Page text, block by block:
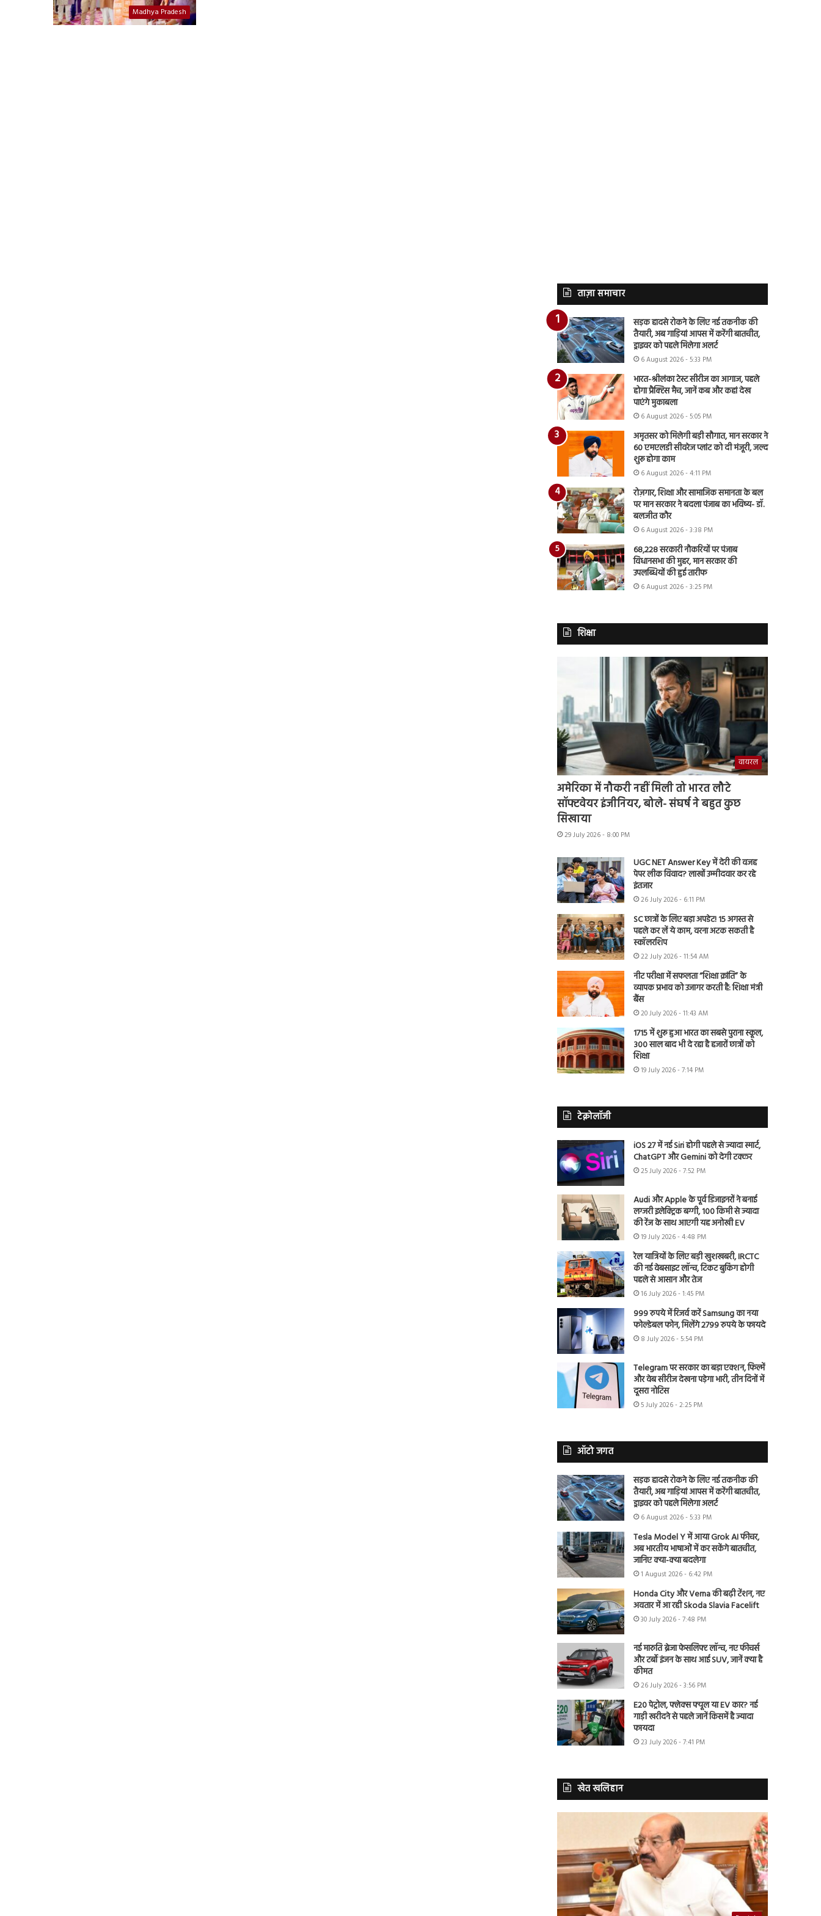
Madhya Pradesh
ताज़ा समाचार
सड़क हादसे रोकने के लिए नई तकनीक की
तैयारी, अब गाड़ियां आपस में करेंगी बातचीत,
ड्राइवर को पहले मिलेगा अलर्ट
6 August 2026 - 5:33 PM
भारत-श्रीलंका टेस्ट सीरीज का आगाज, पहले
होगा प्रैक्टिस मैच, जानें कब और कहां देख
पाएंगे मुकाबला
6 August 2026 - 5:05 PM
अमृतसर को मिलेगी बड़ी सौगात, मान सरकार ने
60 एमएलडी सीवरेज प्लांट को दी मंजूरी, जल्द
शुरू होगा काम
6 August 2026 - 4:11 PM
रोज़गार, शिक्षा और सामाजिक समानता के बल
पर मान सरकार ने बदला पंजाब का भविष्य- डॉ.
बलजीत कौर
6 August 2026 - 3:38 PM
68,228 सरकारी नौकरियों पर पंजाब
विधानसभा की मुहर, मान सरकार की
उपलब्धियों की हुई तारीफ
6 August 2026 - 3:25 PM
शिक्षा
वायरल
अमेरिका में नौकरी नहीं मिली तो भारत लौटे
सॉफ्टवेयर इंजीनियर, बोले- संघर्ष ने बहुत कुछ
सिखाया
29 July 2026 - 8:00 PM
UGC NET Answer Key में देरी की वजह
पेपर लीक विवाद? लाखों उम्मीदवार कर रहे
इंतजार
26 July 2026 - 6:11 PM
SC छात्रों के लिए बड़ा अपडेट! 15 अगस्त से
पहले कर लें ये काम, वरना अटक सकती है
स्कॉलरशिप
22 July 2026 - 11:54 AM
नीट परीक्षा में सफलता “शिक्षा क्रांति” के
व्यापक प्रभाव को उजागर करती है: शिक्षा मंत्री
बैंस
20 July 2026 - 11:43 AM
1715 में शुरू हुआ भारत का सबसे पुराना स्कूल,
300 साल बाद भी दे रहा है हजारों छात्रों को
शिक्षा
19 July 2026 - 7:14 PM
टेक्नोलॉजी
iOS 27 में नई Siri होगी पहले से ज्यादा स्मार्ट,
ChatGPT और Gemini को देगी टक्कर
25 July 2026 - 7:52 PM
Audi और Apple के पूर्व डिजाइनरों ने बनाई
लग्जरी इलेक्ट्रिक बग्गी, 100 किमी से ज्यादा
की रेंज के साथ आएगी यह अनोखी EV
19 July 2026 - 4:48 PM
रेल यात्रियों के लिए बड़ी खुशखबरी, IRCTC
की नई वेबसाइट लॉन्च, टिकट बुकिंग होगी
पहले से आसान और तेज
16 July 2026 - 1:45 PM
999 रुपये में रिजर्व करें Samsung का नया
फोल्डेबल फोन, मिलेंगे 2799 रुपये के फायदे
8 July 2026 - 5:54 PM
Telegram पर सरकार का बड़ा एक्शन, फिल्में
और वेब सीरीज देखना पड़ेगा भारी, तीन दिनों में
दूसरा नोटिस
5 July 2026 - 2:25 PM
ऑटो जगत
सड़क हादसे रोकने के लिए नई तकनीक की
तैयारी, अब गाड़ियां आपस में करेंगी बातचीत,
ड्राइवर को पहले मिलेगा अलर्ट
6 August 2026 - 5:33 PM
Tesla Model Y में आया Grok AI फीचर,
अब भारतीय भाषाओं में कर सकेंगे बातचीत,
जानिए क्या-क्या बदलेगा
1 August 2026 - 6:42 PM
Honda City और Verna की बढ़ी टेंशन, नए
अवतार में आ रही Skoda Slavia Facelift
30 July 2026 - 7:48 PM
नई मारुति ब्रेजा फेसलिफ्ट लॉन्च, नए फीचर्स
और टर्बो इंजन के साथ आई SUV, जानें क्या है
कीमत
26 July 2026 - 3:56 PM
E20 पेट्रोल, फ्लेक्स फ्यूल या EV कार? नई
गाड़ी खरीदने से पहले जानें किसमें है ज्यादा
फायदा
23 July 2026 - 7:41 PM
खेत खलिहान